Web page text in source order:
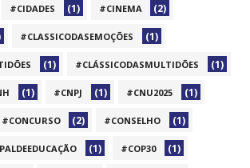
#CIDADES (1) #CINEMA (2)
#CLASSICODASEMOÇÕES (1)
(1) #CLÁSSICODASMULTIDÕES (1)
(1) #CNPJ (1) #CNU2025 (1)
#CONCURSO (2) #CONSELHO (1)
(1) #COP30 (1)